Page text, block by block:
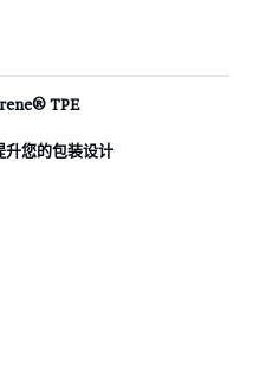
TPE
升您的包装设计